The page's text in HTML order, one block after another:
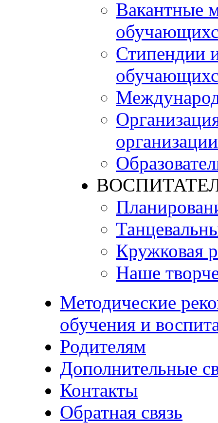
Вакантные
Стипендии
организации
Кружковая
Наше
Методические
обучения и
Родителям
Дополнительные
Контакты
Обратная связь